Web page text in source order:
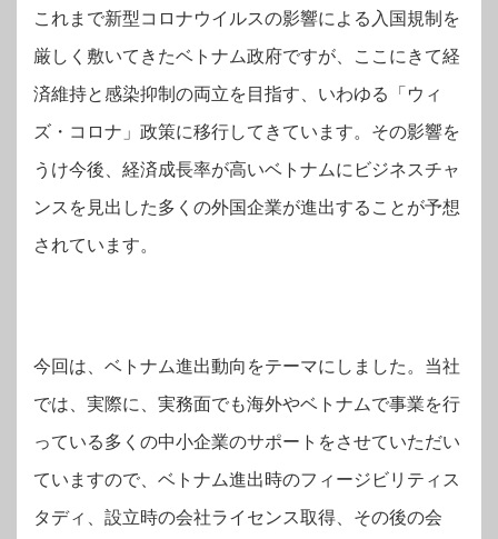
これまで新型コロナウイルスの影響による入国規制を
厳しく敷いてきたベトナム政府ですが、ここにきて経
済維持と感染抑制の両立を目指す、いわゆる「ウィ
ズ・コロナ」政策に移行してきています。その影響を
うけ今後、経済成長率が高いベトナムにビジネスチャ
ンスを見出した多くの外国企業が進出することが予想
されています。
今回は、ベトナム進出動向をテーマにしました。当社
では、実際に、実務面でも海外やベトナムで事業を行
っている多くの中小企業のサポートをさせていただい
ていますので、ベトナム進出時のフィージビリティス
タディ、設立時の会社ライセンス取得、その後の会